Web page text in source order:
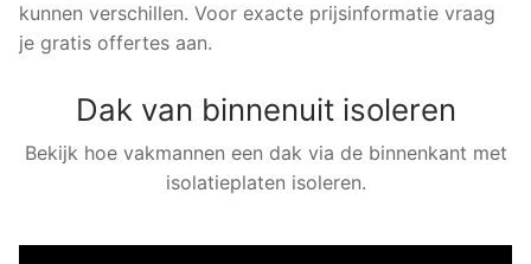
kunnen verschillen. Voor exacte prijsinformatie vraag
je gratis offertes aan.
Dak van binnenuit isoleren
Bekijk hoe vakmannen een dak via de binnenkant met
isolatieplaten isoleren.